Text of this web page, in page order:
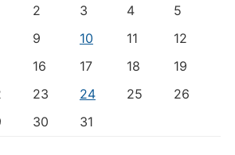
2 3 4
5
9 10 11
12
16 17 18
19
23 24 25
26
30 31